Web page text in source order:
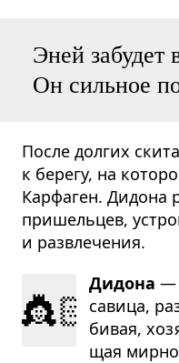
Эней забудет
Он сильное
После долгих
к берегу, на
Карфаген. Дидона
пришельцев,
и развлечения.
👸🏻
Дидона —
са­вица,
би­вая,
щая